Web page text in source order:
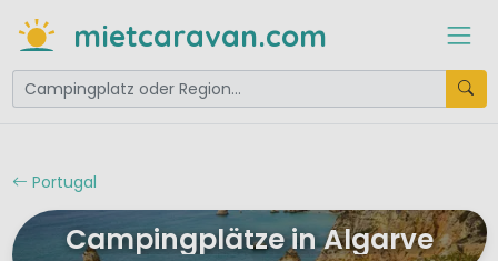
mietcaravan.com
Portugal
Campingplätze in Algarve